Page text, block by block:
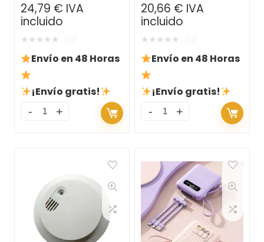
24,79 € IVA
incluido
★★★★★
Envío en 48 Horas
¡Envío gratis!
20,66 € IVA
incluido
★★★★★
Envío en 48 Horas
¡Envío gratis!